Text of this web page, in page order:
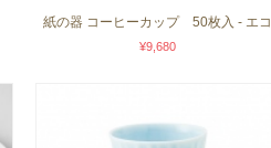
紙の器 コーヒーカップ 50枚入 - エコ
¥9,680